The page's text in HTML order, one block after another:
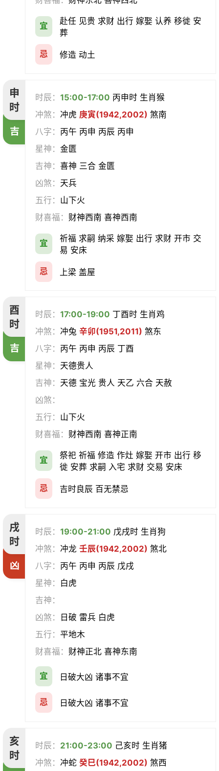
宜
赴任 见贵 求财 出行 嫁娶 认养 移徙 安
葬
忌 修造 动土
申
时
吉
时辰：15:00-17:00 丙申时 生肖猴
冲煞：冲虎 庚寅(1942,2002) 煞南
八字： 丙午 丙申 丙辰 丙申
星神：金匮
吉神：喜神 三合 金匮
凶煞： 天兵
五行： 山下火
财喜福： 财神西南 喜神西南
宜
祈福 求嗣 纳采 嫁娶 出行 求财 开市 交
易 安床
忌 上梁 盖屋
酉
时
吉
时辰：17:00-19:00 丁酉时 生肖鸡
冲煞：冲兔辛卯(1951,2011) 煞东
八字： 丙午 丙申 丙辰 丁酉
星神： 天德贵人
吉神： 天德 宝光 贵人 天乙 六合 天赦
凶煞：
五行： 山下火
财喜福： 财神西南 喜神正南
宜
祭祀 祈福 修造 作灶 嫁娶 开市 出行 移
徙 安葬 求嗣 入宅 求财 交易 安床
忌 吉时良辰 百无禁忌
戌
时
凶
时辰：19:00-21:00 戊戌时 生肖狗
冲煞：冲龙壬辰(1942,2002) 煞北
八字： 丙午 丙申 丙辰 戊戌
星神： 白虎
吉神：
凶煞：
日破 雷兵 白虎
五行：平地木
财喜福： 财神正北 喜神东南
宜 日破大凶 诸事不宜
忌 日破大凶 诸事不宜
亥
时
时辰： 21:00-23:00 己亥时 生肖猪
冲煞：冲蛇癸巳(1942,2002) 煞西